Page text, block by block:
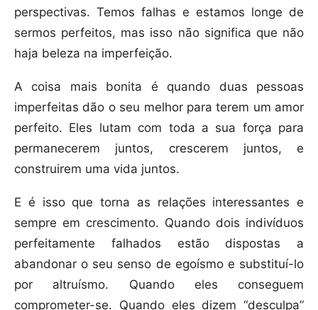
perspectivas. Temos falhas e estamos longe de
sermos perfeitos, mas isso não significa que não
haja beleza na imperfeição.
A coisa mais bonita é quando duas pessoas
imperfeitas dão o seu melhor para terem um amor
perfeito. Eles lutam com toda a sua força para
permanecerem juntos, crescerem juntos, e
construirem uma vida juntos.
E é isso que torna as relações interessantes e
sempre em crescimento. Quando dois indivíduos
perfeitamente falhados estão dispostas a
abandonar o seu senso de egoísmo e substituí-lo
por altruísmo. Quando eles conseguem
comprometer-se. Quando eles dizem “desculpa”